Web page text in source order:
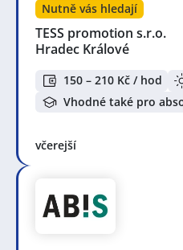
Nutně vás hledají
TESS promotion s.r.o.
Hradec Králové
150 – 210 Kč / hod
Vhodné také pro
včerejší